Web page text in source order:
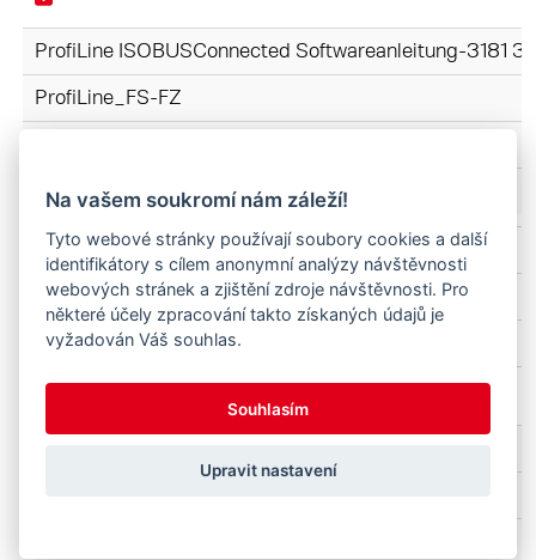
ProfiLine ISOBUSConnected Softwareanleitung-3181
ProfiLine_FS-FZ
ProfiLine FZ-FS 3620-4842 3745060-2025-CZ.pdf
ProfiLine_FS-FZ
CZ
Na vašem soukromí nám záleží!
Tyto webové stránky používají soubory cookies a další
identifikátory s cílem anonymní analýzy návštěvnosti
webových stránek a zjištění zdroje návštěvnosti. Pro
některé účely zpracování takto získaných údajů je
vyžadován Váš souhlas.
Souhlasím
Upravit nastavení